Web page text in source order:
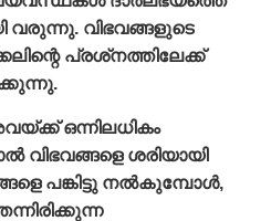
വരുന്നു. വിഭവങ്ങളുടെ
പ്രശ്‌നത്തിലേക്ക്‌
ഒന്നിലധികം
ശരിയായി
പങ്കിട്ടു നല്‍കുമ്പോള്‍,